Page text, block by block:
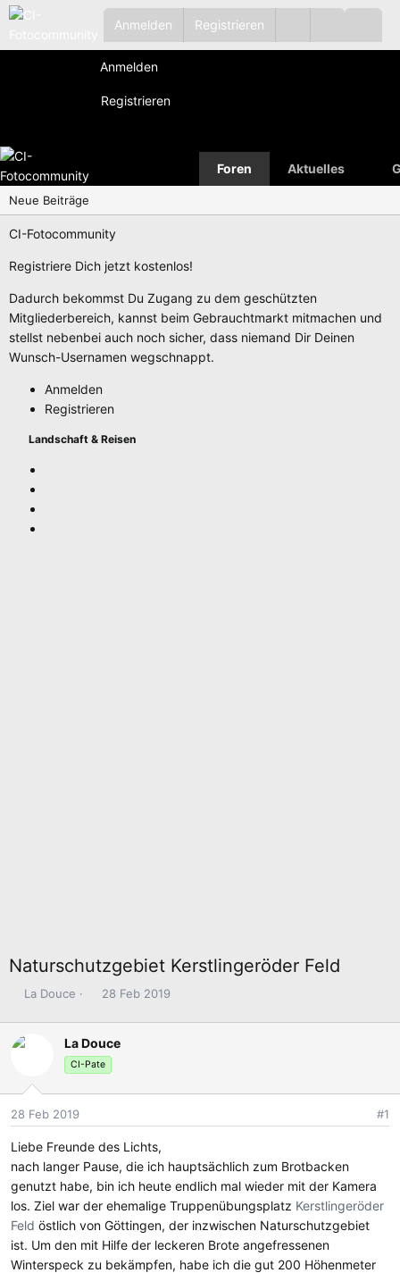
Anmelden Registrieren
Anmelden
Registrieren
Foren Aktuelles
Neue Beiträge
CI-Fotocommunity
Registriere Dich jetzt kostenlos!
Dadurch bekommst Du Zugang zu dem geschützten
Mitgliederbereich, kannst beim Gebrauchtmarkt mitmachen und
stellst nebenbei auch noch sicher, dass niemand Dir Deinen
Wunsch-Usernamen wegschnappt.
Anmelden
Registrieren
Landschaft & Reisen
Naturschutzgebiet Kerstlingeröder Feld
E
t
e
La Douce
E
t
e
m
28 Feb 2019
La Douce
CI-Pate
28 Feb 2019 #1
Liebe Freunde des Lichts,
nach langer Pause, die ich hauptsächlich zum Brotbacken
genutzt habe, bin ich heute endlich mal wieder mit der Kamera
los. Ziel war der ehemalige Truppenübungsplatz Kerstlingeröder
Feld östlich von Göttingen, der inzwischen Naturschutzgebiet
ist. Um den mit Hilfe der leckeren Brote angefressenen
Winterspeck zu bekämpfen, habe ich die gut 200 Höhenmeter